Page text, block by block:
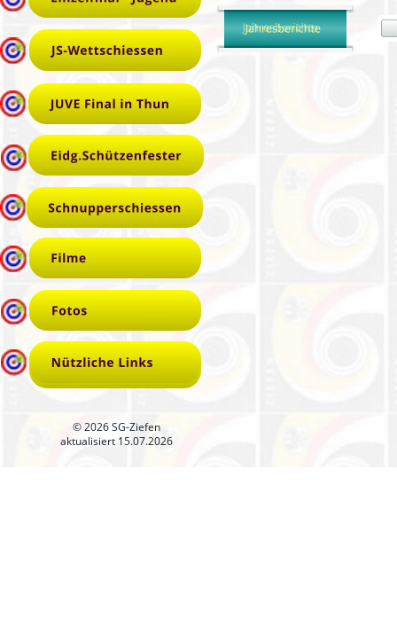
© 2026 SG-Ziefen
aktualisiert 15.07.2026